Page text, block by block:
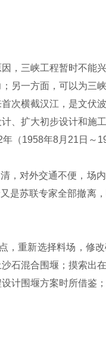
三峡工程暂时不能兴
另一方面，可以为三
次横截汉江，是文伏
、扩大初步设计和施
（1958年8月21日～
对外交通不便，场内
是苏联专家全部撤离
重新选择料场，修改
石混合围堰；摸索出
计围堰方案时所借鉴